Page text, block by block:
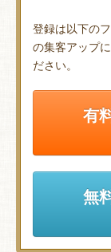
登録は以下の
の集客アップ
ださい。
有
無